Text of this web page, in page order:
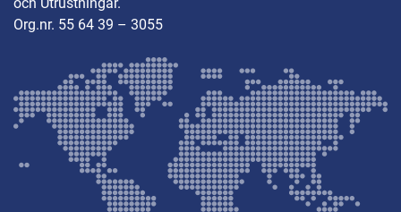
Org.nr. 55 64 39 – 3055